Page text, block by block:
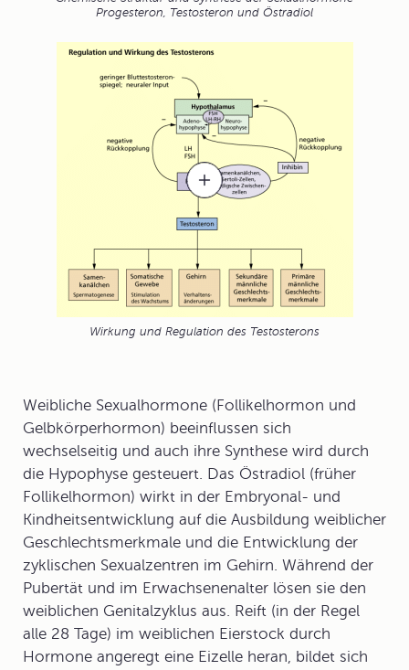
Progesteron, Testosteron und Östradiol
Wirkung und Regulation des Testosterons
Weibliche Sexualhormone (Follikelhormon und
Gelbkörperhormon) beeinflussen sich
wechselseitig und auch ihre Synthese wird durch
die Hypophyse gesteuert. Das Östradiol (früher
Follikelhormon) wirkt in der Embryonal- und
Kindheitsentwicklung auf die Ausbildung weiblicher
Geschlechtsmerkmale und die Entwicklung der
zyklischen Sexualzentren im Gehirn. Während der
Pubertät und im Erwachsenenalter lösen sie den
weiblichen Genitalzyklus aus. Reift (in der Regel
alle 28 Tage) im weiblichen Eierstock durch
Hormone angeregt eine Eizelle heran, bildet sich